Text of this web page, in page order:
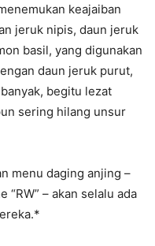
keajaiban
jeruk nipis, daun jeruk
basil, yang digunakan
daun jeruk purut,
begitu lezat
sering hilang unsur
menu daging anjing –
– akan selalu ada